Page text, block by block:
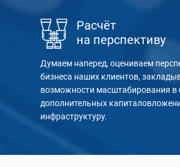
Расчёт
на перспективу
Думаем наперед, оцениваем
бизнеса наших клиентов,
возможности масштабирования в
дополнительных
инфраструктуру.